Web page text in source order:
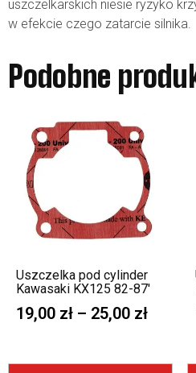
uszczelkarskich niesie ryzyko
w efekcie czego zatarcie silnika.
Podobne
Uszczelka pod cylinder
Kawasaki KX125 82-87′
19,00 zł – 25,00 zł